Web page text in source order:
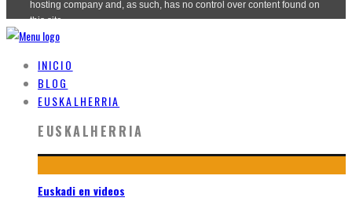
INICIO
BLOG
EUSKALHERRIA
EUSKALHERRIA
Euskadi en videos